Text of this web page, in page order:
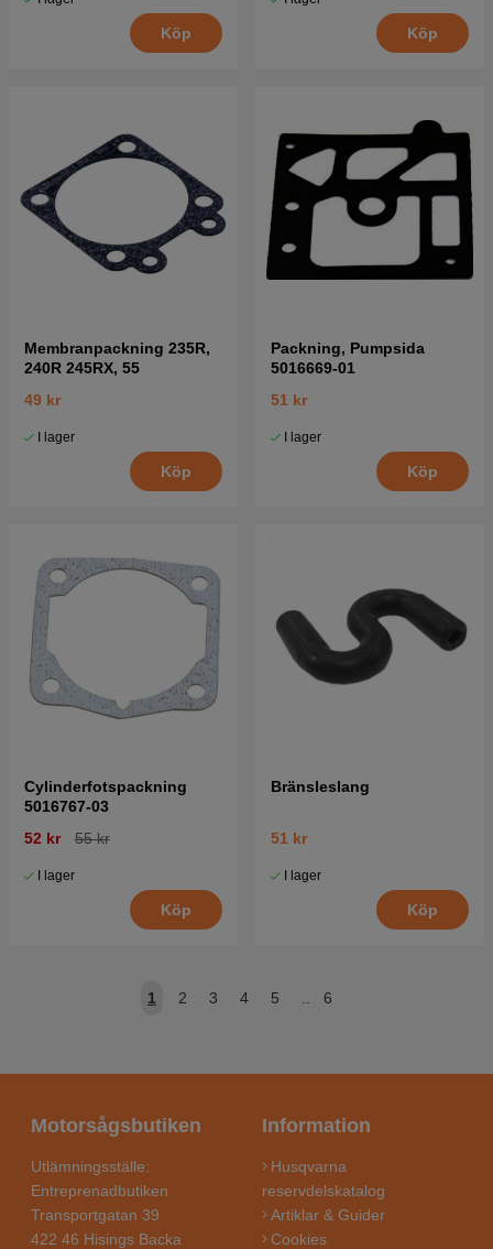
Köp Köp
Membranpackning 235R,
240R 245RX, 55
49 kr
I lager
Köp
Packning, Pumpsida
5016669-01
51 kr
I lager
Köp
Cylinderfotspackning
5016767-03
52 kr
55 kr
I lager
Köp
Bränsleslang
51 kr
I lager
Köp
1 2 3 4 5 6
Motorsågsbutiken
Utlämningsställe:
Entreprenadbutiken
Transportgatan 39
422 46 Hisings Backa
Information
Husqvarna
reservdelskatalog
Artiklar & Guider
Cookies